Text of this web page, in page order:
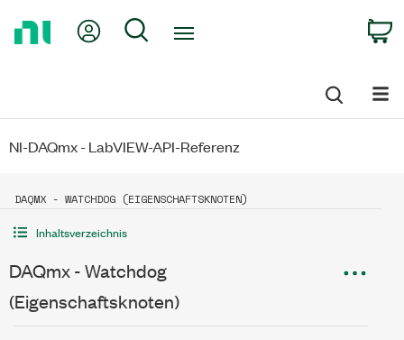
My Account
Search
NI-DAQmx - LabVIEW-API-Referenz
DAQMX - WATCHDOG (EIGENSCHAFTSKNOTEN)
Inhaltsverzeichnis
DAQmx - Watchdog
(Eigenschaftsknoten)